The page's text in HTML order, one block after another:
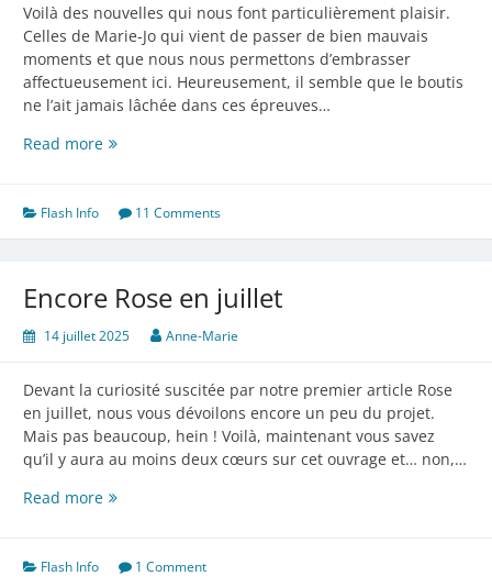
Voilà des nouvelles qui nous font particulièrement plaisir.
Celles de Marie-Jo qui vient de passer de bien mauvais
moments et que nous nous permettons d’embrasser
affectueusement ici. Heureusement, il semble que le boutis
ne l’ait jamais lâchée dans ces épreuves…
Read moreQue
Flash Info 11 Comments
Encore Rose en juillet
14 juillet 2025 Anne-Marie
Devant la curiosité suscitée par notre premier article Rose
en juillet, nous vous dévoilons encore un peu du projet.
Mais pas beaucoup, hein ! Voilà, maintenant vous savez
qu’il y aura au moins deux cœurs sur cet ouvrage et… non,…
Read moreEncore
juillet
Flash Info 1 Comment